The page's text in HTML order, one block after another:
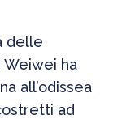
delle
Weiwei ha
all’odissea
ad